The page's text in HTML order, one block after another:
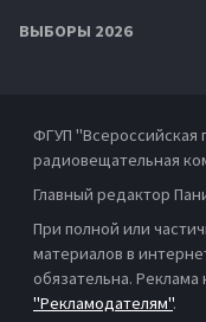
ВЫБОРЫ 2026
ФГУП "Всероссийская
радиовещательная
Главный редактор
При полной или
материалов в
обязательна. Реклама
"Рекламодателям".